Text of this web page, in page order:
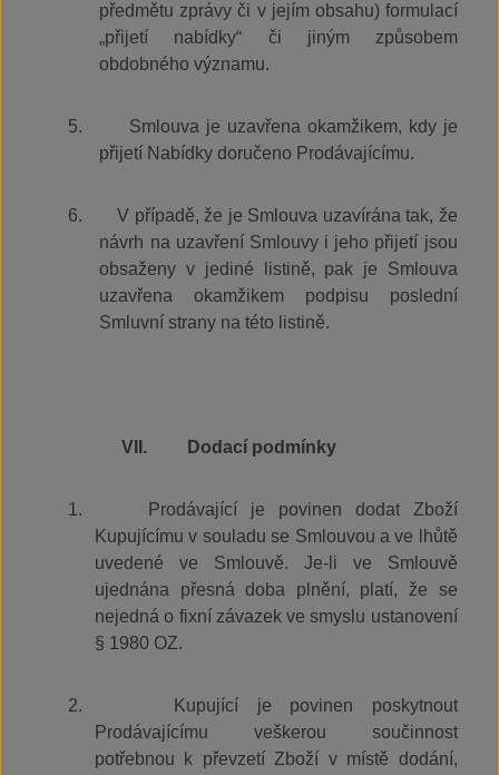
předmětu zprávy či v jejím obsahu) formulací
„přijetí nabídky“ či jiným způsobem
obdobného významu.
5.
Smlouva je uzavřena okamžikem, kdy je
přijetí Nabídky doručeno Prodávajícímu.
6.
V případě, že je Smlouva uzavírána tak, že
návrh na uzavření Smlouvy i jeho přijetí jsou
obsaženy v jediné listině, pak je Smlouva
uzavřena okamžikem podpisu poslední
Smluvní strany na této listině.
VII. Dodací podmínky
1.
Prodávající je povinen dodat Zboží
Kupujícímu v souladu se Smlouvou a ve lhůtě
uvedené ve Smlouvě. Je-li ve Smlouvě
ujednána přesná doba plnění, platí, že se
nejedná o fixní závazek ve smyslu ustanovení
§ 1980 OZ.
2.
Kupující je povinen poskytnout
Prodávajícímu veškerou součinnost
potřebnou k převzetí Zboží v místě dodání,